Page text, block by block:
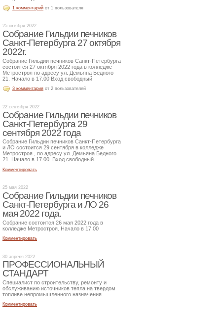
1 комментарий от 1 пользователя
25 октября 2022
Собрание Гильдии печников
Санкт-Петербурга 27 октября
2022г.
Собрание Гильдии печников Санкт-Петербурга
состоится 27 октября 2022 года в колледже
Метростроя по адресу ул. Демьяна Бедного
21. Начало в 17.00 Вход свободный
3 комментария от 2 пользователей
22 сентября 2022
Собрание Гильдии печников
Санкт-Петербурга 29
сентября 2022 года
Собрание Гильдии печников Санкт-Петербурга
и ЛО состоится 29 сентября в колледже
Метростроя , по адресу ул. Демьяна Бедного
21. Начало в 17.00. Вход свободный.
Комментировать
25 мая 2022
Собрание Гильдии печников
Санкт-Петербурга и ЛО 26
мая 2022 года.
Собрание состоится 26 мая 2022 года в
колледже Метростроя. Начало в 17.00
Комментировать
30 апреля 2022
ПРОФЕССИОНАЛЬНЫЙ
СТАНДАРТ
Специалист по строительству, ремонту и
обслуживанию источников тепла на твердом
топливе непромышленного назначения.
Комментировать